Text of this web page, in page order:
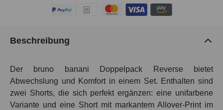
Beschreibung
Der bruno banani Doppelpack Reverse bietet
Abwechslung und Komfort in einem Set. Enthalten sind
zwei Shorts, die sich perfekt ergänzen: eine unifarbene
Variante und eine Short mit markantem Allover-Print im